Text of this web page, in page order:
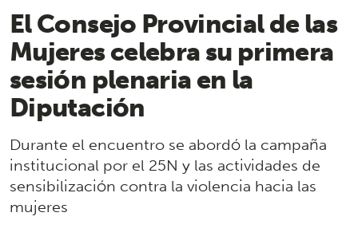
El Consejo Provincial de las
Mujeres celebra su primera
sesión plenaria en la
Diputación
Durante el encuentro se abordó la campaña
institucional por el 25N y las actividades de
sensibilización contra la violencia hacia las
mujeres